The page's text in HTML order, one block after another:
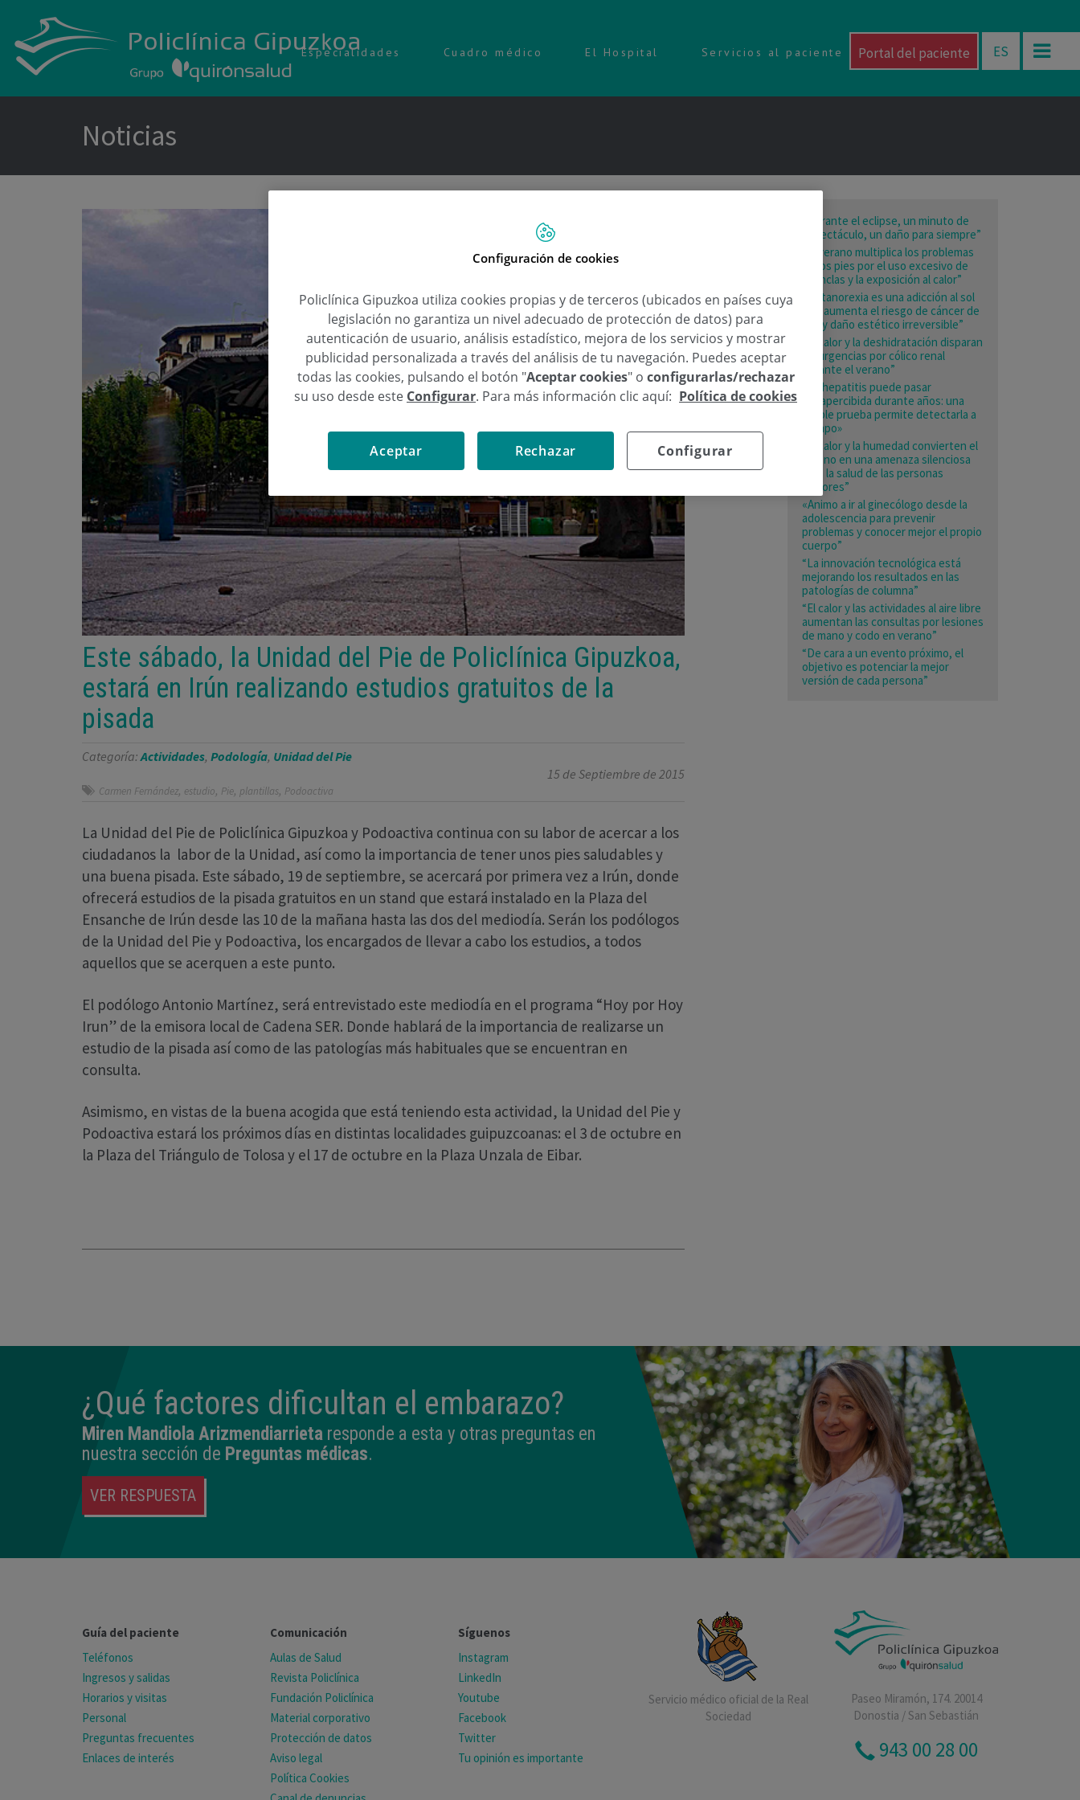
Especialidades Cuadro médico El Hospital Servicios al paciente Portal del paciente ES
Noticias
Este sábado, la Unidad del Pie de Policlínica Gipuzkoa,
estará en Irún realizando estudios gratuitos de la
pisada
Categoría:Actividades, Podología, Unidad del Pie
15 de Septiembre de 2015
Carmen Fernández, estudio, Pie, plantillas, Podoactiva
La Unidad del Pie de Policlínica Gipuzkoa y Podoactiva continua con su labor de acercar a los
ciudadanos la labor de la Unidad, así como la importancia de tener unos pies saludables y
una buena pisada. Este sábado, 19 de septiembre, se acercará por primera vez a Irún, donde
ofrecerá estudios de la pisada gratuitos en un stand que estará instalado en la Plaza del
Ensanche de Irún desde las 10 de la mañana hasta las dos del mediodía. Serán los podólogos
de la Unidad del Pie y Podoactiva, los encargados de llevar a cabo los estudios, a todos
aquellos que se acerquen a este punto.
El podólogo Antonio Martínez, será entrevistado este mediodía en el programa “Hoy por Hoy
Irun” de la emisora local de Cadena SER. Donde hablará de la importancia de realizarse un
estudio de la pisada así como de las patologías más habituales que se encuentran en
consulta.
Asimismo, en vistas de la buena acogida que está teniendo esta actividad, la Unidad del Pie y
Podoactiva estará los próximos días en distintas localidades guipuzcoanas: el 3 de octubre en
la Plaza del Triángulo de Tolosa y el 17 de octubre en la Plaza Unzala de Eibar.
“Durante el eclipse, un minuto de
espectáculo, un daño para siempre”
“El verano multiplica los problemas
en los pies por el uso excesivo de
chanclas y la exposición al calor”
“La tanorexia es una adicción al sol
que aumenta el riesgo de cáncer de
piel y daño estético irreversible”
“El calor y la deshidratación disparan
las urgencias por cólico renal
durante el verano”
«La hepatitis puede pasar
desapercibida durante años: una
simple prueba permite detectarla a
tiempo»
“El calor y la humedad convierten el
verano en una amenaza silenciosa
para la salud de las personas
mayores”
«Animo a ir al ginecólogo desde la
adolescencia para prevenir
problemas y conocer mejor el propio
cuerpo”
“La innovación tecnológica está
mejorando los resultados en las
patologías de columna”
“El calor y las actividades al aire libre
aumentan las consultas por lesiones
de mano y codo en verano”
“De cara a un evento próximo, el
objetivo es potenciar la mejor
versión de cada persona”
¿Qué factores dificultan el embarazo?
Miren Mandiola Arizmendiarrieta responde a esta y otras preguntas en
nuestra sección de Preguntas médicas.
VER RESPUESTA
Guía del paciente
Teléfonos
Ingresos y salidas
Horarios y visitas
Personal
Preguntas frecuentes
Enlaces de interés
Comunicación
Aulas de Salud
Revista Policlínica
Fundación Policlínica
Material corporativo
Protección de datos
Aviso legal
Política Cookies
Síguenos
Instagram
LinkedIn
Youtube
Facebook
Twitter
Tu opinión es importante
Servicio médico oficial de la Real
Sociedad
Paseo Miramón, 174. 20014
Donostia / San Sebastián
943 00 28 00
Configuración de cookies
Policlínica Gipuzkoa utiliza cookies propias y de terceros (ubicados en países cuya
legislación no garantiza un nivel adecuado de protección de datos) para
autenticación de usuario, análisis estadístico, mejora de los servicios y mostrar
publicidad personalizada a través del análisis de tu navegación. Puedes aceptar
todas las cookies, pulsando el botón "Aceptar cookies" o configurarlas/rechazar
su uso desde este Configurar. Para más información clic aquí: Política de cookies
Configurar
Rechazar
Aceptar